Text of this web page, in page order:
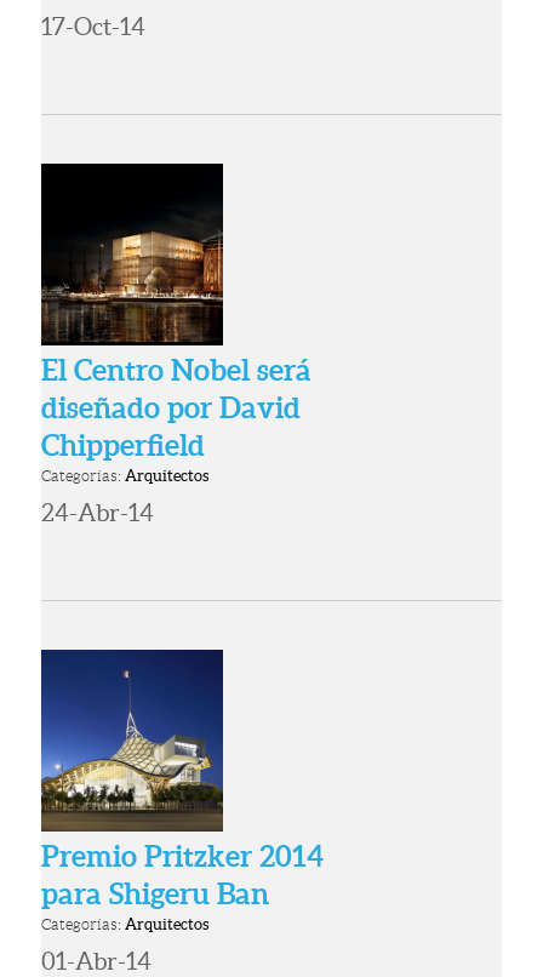
17-Oct-14
El Centro Nobel será
diseñado por David
Chipperfield
Categorías: Arquitectos
24-Abr-14
Premio Pritzker 2014
para Shigeru Ban
Categorías: Arquitectos
01-Abr-14